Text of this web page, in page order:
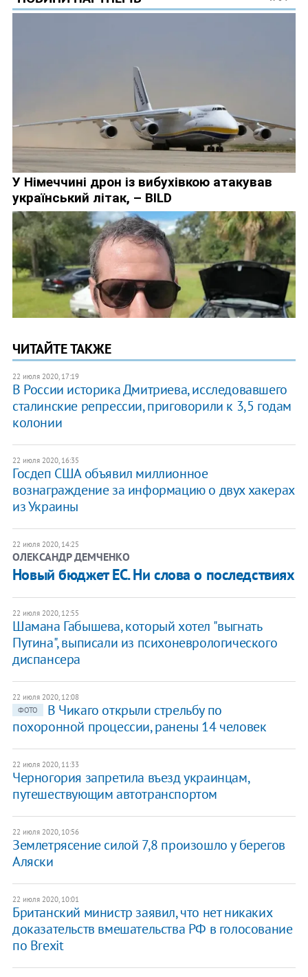
ЧИТАЙТЕ ТАКЖЕ
22 июля 2020, 17:19
​В России историка Дмитриева, исследовавшего
сталинские репрессии, приговорили к 3,5 годам
колонии
22 июля 2020, 16:35
Госдеп США объявил миллионное
вознаграждение за информацию о двух хакерах
из Украины
22 июля 2020, 14:25
ОЛЕКСАНДР ДЕМЧЕНКО
Новый бюджет ЕС. Ни слова о последствиях
22 июля 2020, 12:55
Шамана Габышева, который хотел "выгнать
Путина", выписали из психоневрологического
диспансера
22 июля 2020, 12:08
ФОТО
В Чикаго открыли стрельбу по
похоронной процессии, ранены 14 человек
22 июля 2020, 11:33
Черногория запретила въезд украинцам,
путешествующим автотранспортом
22 июля 2020, 10:56
Землетрясение силой 7,8 произошло у берегов
Аляски
22 июля 2020, 10:01
Британский министр заявил, что нет никаких
доказательств вмешательства РФ в голосование
по Brexit